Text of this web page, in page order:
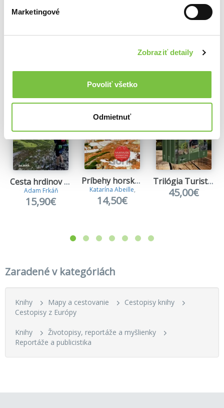
Marketingové
Zobraziť detaily
Povoliť všetko
Odmietnuť
Ďalšie z kategórie Cestopisy z Európy
Viac z tejto kategórie
Cesta hrdinov SNP
Adam Frkáň
15,90€
Príbehy horských chát
Katarína Abeille,
14,50€
Trilógia Turistické Slovensko (v obale)
45,00€
Zaradené v kategóriách
Knihy Mapy a cestovanie
Cestopisy knihy
Cestopisy z Európy
Knihy
Životopisy, reportáže a myšlienky
Reportáže a publicistika